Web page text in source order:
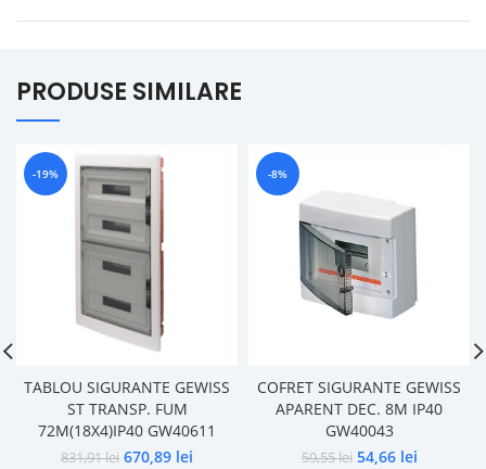
PRODUSE SIMILARE
-19%
TABLOU SIGURANTE GEWISS
ST TRANSP. FUM
72M(18X4)IP40 GW40611
831,91lei 670,89 lei
-8%
COFRET SIGURANTE GEWISS
APARENT DEC. 8M IP40
GW40043
59,55lei 54,66 lei